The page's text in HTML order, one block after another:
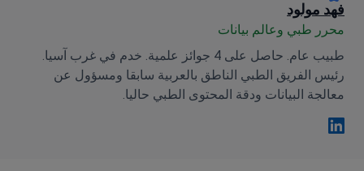
فهد مولود
محرر طبي وعالم بيانات
طبيب عام. حاصل على 4 جوائز علمية. خدم في غرب آسيا.
رئيس الفريق الطبي الناطق بالعربية سابقا ومسؤول عن
معالجة البيانات ودقة المحتوى الطبي حاليا.